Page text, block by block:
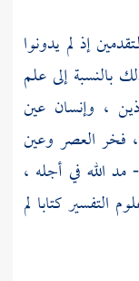
إذ لم يدونوا
بالنسبة إلى علم
، وإنسان عين
فخر العصر وعين
- مد الله في أجله ،
كتابا لم